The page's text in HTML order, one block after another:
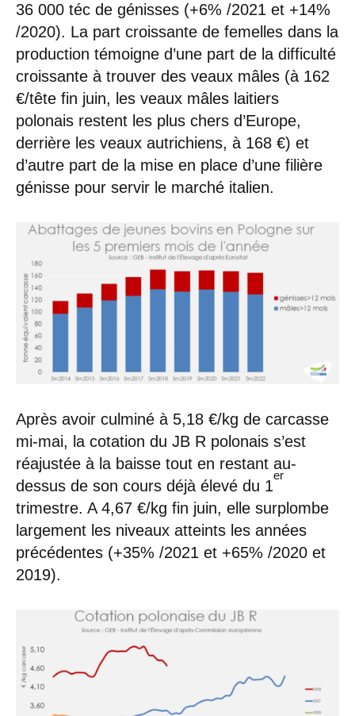
36 000 téc de génisses (+6% /2021 et +14%
/2020). La part croissante de femelles dans la
production témoigne d’une part de la difficulté
croissante à trouver des veaux mâles (à 162
€/tête fin juin, les veaux mâles laitiers
polonais restent les plus chers d’Europe,
derrière les veaux autrichiens, à 168 €) et
d’autre part de la mise en place d’une filière
génisse pour servir le marché italien.
Après avoir culminé à 5,18 €/kg de carcasse
mi-mai, la cotation du JB R polonais s’est
réajustée à la baisse tout en restant au-
dessus de son cours déjà élevé du 1
er
trimestre. A 4,67 €/kg fin juin, elle surplombe
largement les niveaux atteints les années
précédentes (+35% /2021 et +65% /2020 et
2019).